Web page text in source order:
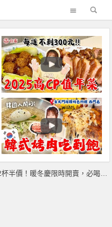
賣，必喝排行：莊園咖啡、小農雪點鮮奶茶、京都抹茶、焙茶鮮奶茶！